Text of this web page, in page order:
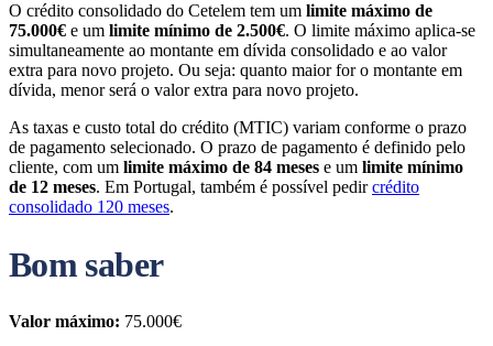
O crédito consolidado do Cetelem tem um limite máximo de
75.000€ e um limite mínimo de 2.500€. O limite máximo aplica-se
simultaneamente ao montante em dívida consolidado e ao valor
extra para novo projeto. Ou seja: quanto maior for o montante em
dívida, menor será o valor extra para novo projeto.
As taxas e custo total do crédito (MTIC) variam conforme o prazo
de pagamento selecionado. O prazo de pagamento é definido pelo
cliente, com um limite máximo de 84 meses e um limite mínimo
de 12 meses. Em Portugal, também é possível pedircrédito
consolidado 120 meses.
Bom saber
Valor máximo: 75.000€